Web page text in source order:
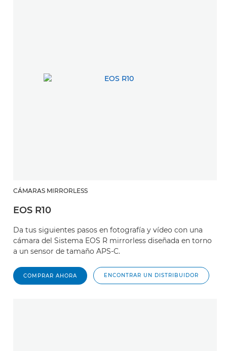
CÁMARAS MIRRORLESS
EOS R10
Da tus siguientes pasos en fotografía y vídeo con una
cámara del Sistema EOS R mirrorless diseñada en torno
a un sensor de tamaño APS-C.
COMPRAR AHORA ENCONTRAR UN DISTRIBUIDOR